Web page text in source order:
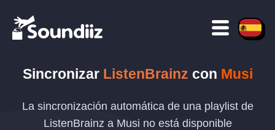
Sincronizar ListenBrainz con Musi
La sincronización automática de una playlist de
ListenBrainz a Musi no está disponible